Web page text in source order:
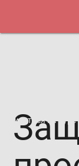
Записаться на курс